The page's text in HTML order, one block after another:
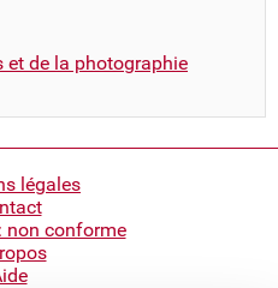
et de la photographie
légales
non conforme